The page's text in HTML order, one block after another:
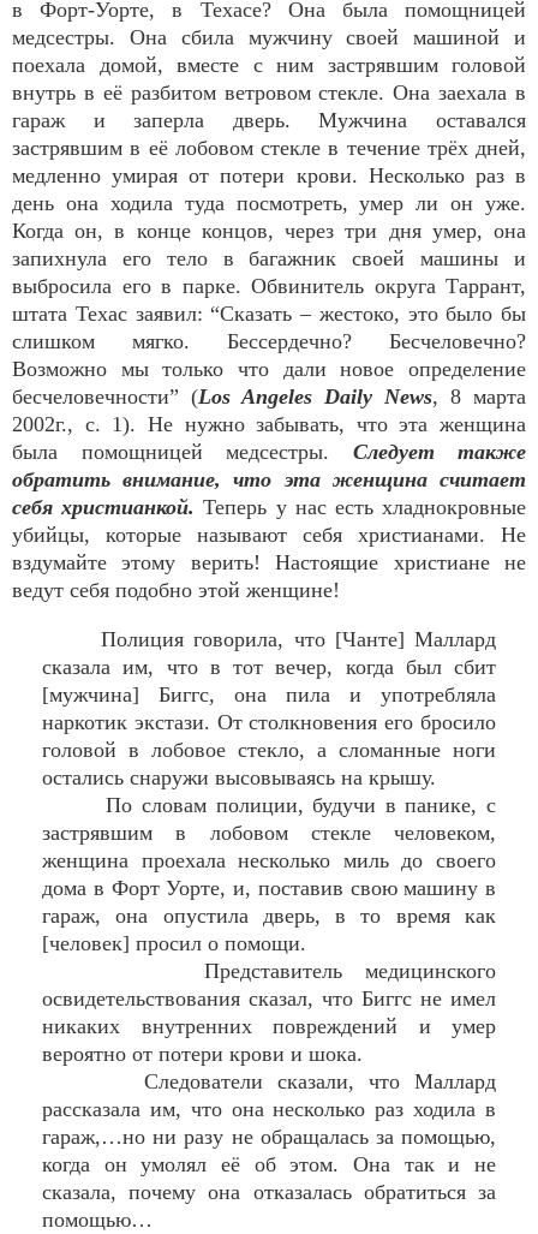
в Форт-Уорте, в Техасе? Она была помощницей
медсестры. Она сбила мужчину своей машиной и
поехала домой, вместе с ним застрявшим головой
внутрь в её разбитом ветровом стекле. Она заехала в
гараж и заперла дверь. Мужчина оставался
застрявшим в её лобовом стекле в течение трёх дней,
медленно умирая от потери крови. Несколько раз в
день она ходила туда посмотреть, умер ли он уже.
Когда он, в конце концов, через три дня умер, она
запихнула его тело в багажник своей машины и
выбросила его в парке. Обвинитель округа Таррант,
штата Техас заявил: “Сказать – жестоко, это было бы
слишком мягко. Бессердечно? Бесчеловечно?
Возможно мы только что дали новое определение
бесчеловечности” (Los Angeles Daily News, 8 марта
2002г., с. 1). Не нужно забывать, что эта женщина
была помощницей медсестры. Следует также
обратить внимание, что эта женщина считает
себя христианкой. Теперь у нас есть хладнокровные
убийцы, которые называют себя христианами. Не
вздумайте этому верить! Настоящие христиане не
ведут себя подобно этой женщине!
Полиция говорила, что [Чанте] Маллард
сказала им, что в тот вечер, когда был сбит
[мужчина] Биггс, она пила и употребляла
наркотик экстази. От столкновения его бросило
головой в лобовое стекло, а сломанные ноги
остались снаружи высовываясь на крышу.
По словам полиции, будучи в панике, с
застрявшим в лобовом стекле человеком,
женщина проехала несколько миль до своего
дома в Форт Уорте, и, поставив свою машину в
гараж, она опустила дверь, в то время как
[человек] просил о помощи.
Представитель медицинского
освидетельствования сказал, что Биггс не имел
никаких внутренних повреждений и умер
вероятно от потери крови и шока.
Следователи сказали, что Маллард
рассказала им, что она несколько раз ходила в
гараж,…но ни разу не обращалась за помощью,
когда он умолял её об этом. Она так и не
сказала, почему она отказалась обратиться за
помощью…